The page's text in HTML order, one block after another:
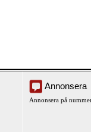
Annonsera
Annonsera på